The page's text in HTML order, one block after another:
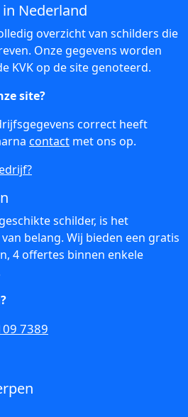
Nederland
overzicht van schilders die
Onze gegevens worden
KVK op de site genoteerd.
site?
correct heeft
contact met ons op.
schilder, is het
belang. Wij bieden een gratis
4 offertes binnen enkele
7389